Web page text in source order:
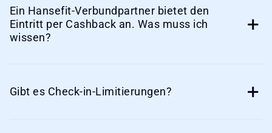
Ein Hansefit-Verbundpartner bietet den
Eintritt per Cashback an. Was muss ich
wissen?
Gibt es Check-in-Limitierungen?